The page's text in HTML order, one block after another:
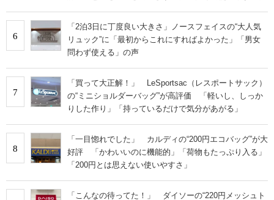
6
「2泊3日に丁度良い大きさ」ノースフェイスの“大人気
リュック”に「最初からこれにすればよかった」「男女
問わず使える」の声
7
「買って大正解！」 LeSportsac（レスポートサック）
の“ミニショルダーバッグ”が高評価 「軽いし、しっか
りした作り」「持っているだけで気分があがる」
8
「一目惚れでした」 カルディの“200円エコバッグ”が大
好評 「かわいいのに機能的」「荷物もたっぷり入る」
「200円とは思えない使いやすさ」
「こんなの待ってた！」 ダイソーの“220円メッシュト